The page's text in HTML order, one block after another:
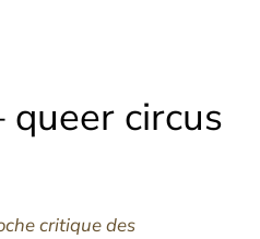
queer circus
critique des